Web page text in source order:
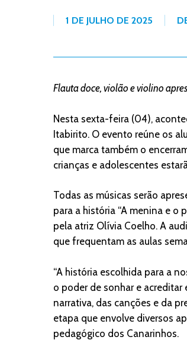
1 DE JULHO DE 2025
Flauta doce, violão e violino
Nesta sexta-feira (04),
Itabirito. O evento reúne os
que marca também o
crianças e adolescentes
Todas as músicas serão
para a história “A menina e o
pela atriz Olívia Coelho. A
que frequentam as aulas
“A história escolhida para a
o poder de sonhar e acreditar
narrativa, das canções e da
etapa que envolve diversos
pedagógico dos Canarinhos.